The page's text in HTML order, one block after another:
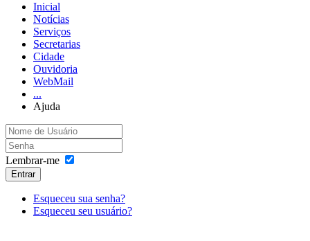
Inicial
Notícias
Serviços
Secretarias
Cidade
Ouvidoria
WebMail
...
Ajuda
Lembrar-me
Entrar
Esqueceu sua senha?
Esqueceu seu usuário?